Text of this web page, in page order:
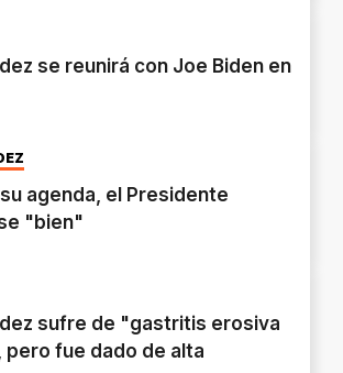
se reunirá con Joe Biden en
agenda, el Presidente
"bien"
sufre de "gastritis erosiva
pero fue dado de alta